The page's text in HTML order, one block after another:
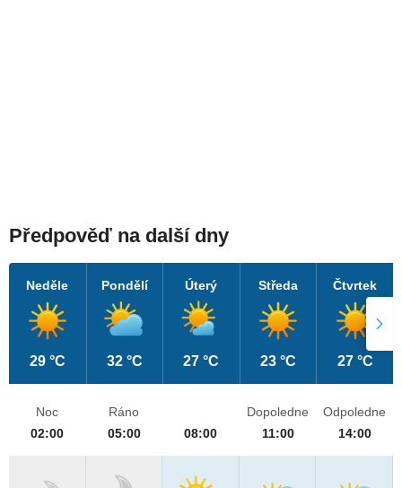
Předpověď na další dny
Neděle
29 °C
Pondělí
32 °C
Úterý
27 °C
Středa
23 °C
Čtvrtek
27 °C
Noc
02:00
Ráno
05:00
08:00
Dopoledne
11:00
Odpoledne
14:00